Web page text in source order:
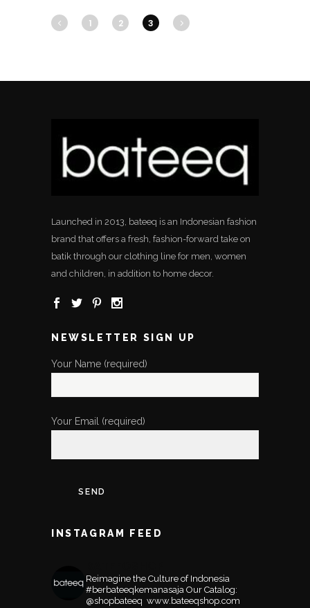
1 2 3
Launched in 2013, bateeq is an Indonesian fashion
brand that offers a fresh, fashion-forward take on
batik through our clothing line for men, women
and children, in addition to home decor.
NEWSLETTER SIGN UP
Your Name (required)
Your Email (required)
INSTAGRAM FEED
Reimagine the Culture of Indonesia
#berbateeqkemanasaja Our Catalog:
@shopbateeq ⁣⁣⁣⁣ www.bateeqshop.com